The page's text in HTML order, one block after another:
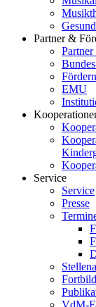
Partner &
EMU
Service
Service
Presse
VdM-